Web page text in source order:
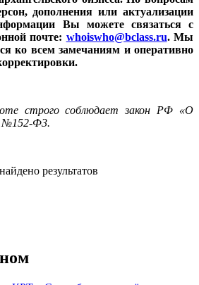
дополнения или актуализации
Вы можете связаться с
почте: whoiswho@bclass.ru. Мы
ко всем замечаниям и оперативно
строго соблюдает закон РФ «О
№152-Ф3.
результатов